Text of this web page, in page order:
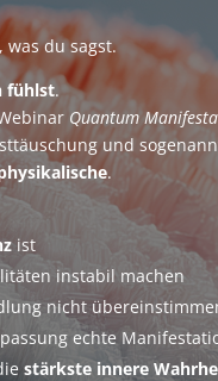
was du sagst.
fühlst.
Quantum
und
.
ist
instabil machen
nicht
echte
stärkste innere